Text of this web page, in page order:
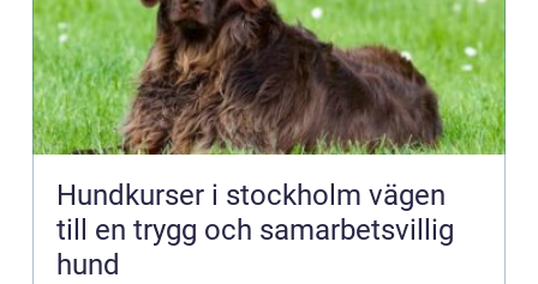
Hundkurser i stockholm vägen
till en trygg och samarbetsvillig
hund